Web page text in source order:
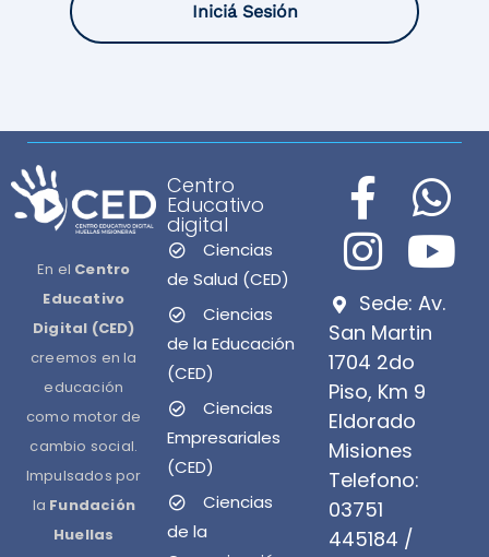
Iniciá Sesión
En el Centro
Educativo
Digital (CED)
creemos en la
educación
como motor de
cambio social.
Impulsados por
la Fundación
Huellas
Centro
Educativo
digital
Ciencias
de Salud (CED)
Ciencias
de la Educación
(CED)
Ciencias
Empresariales
(CED)
Ciencias
de la
Sede: Av.
San Martin
1704 2do
Piso, Km 9
Eldorado
Misiones
Telefono:
03751
445184 /